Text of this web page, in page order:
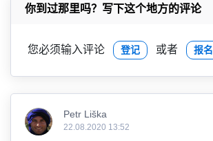
你到过那里吗？写下这个地方的评论
您必须输入评论 登记 或者 报名
Petr Liška
22.08.2020 13:52